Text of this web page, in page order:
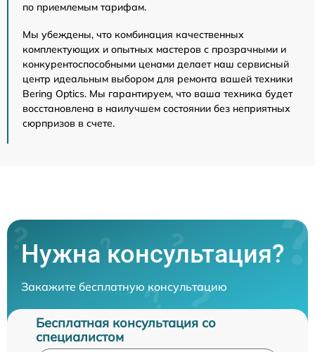
по приемлемым тарифам.
Мы убеждены, что комбинация качественных
комплектующих и опытных мастеров с прозрачными и
конкурентоспособными ценами делает наш сервисный
центр идеальным выбором для ремонта вашей техники
Bering Optics. Мы гарантируем, что ваша техника будет
восстановлена в наилучшем состоянии без неприятных
сюрпризов в счете.
Нужна консультация?
Закажите бесплатную консультацию
Бесплатная консультация со
специалистом